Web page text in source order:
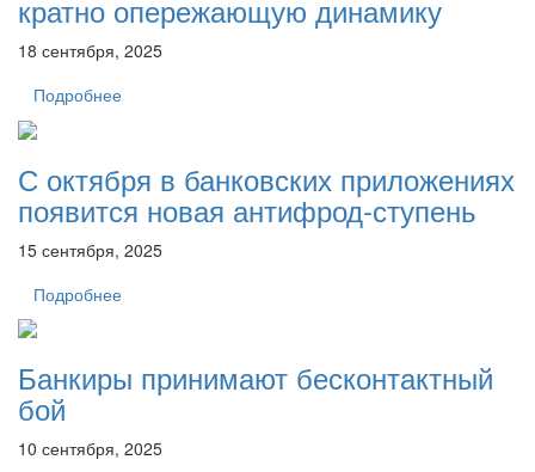
кратно опережающую динамику
18 сентября, 2025
Подробнее
С октября в банковских приложениях
появится новая антифрод-ступень
15 сентября, 2025
Подробнее
Банкиры принимают бесконтактный
бой
10 сентября, 2025